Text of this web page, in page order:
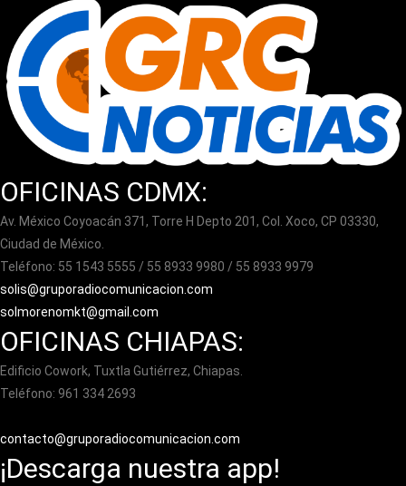
OFICINAS CDMX:
Av. México Coyoacán 371, Torre H Depto 201, Col. Xoco, CP 03330,
Ciudad de México.
Teléfono: 55 1543 5555 / 55 8933 9980 / 55 8933 9979
solis@gruporadiocomunicacion.com
solmorenomkt@gmail.com
OFICINAS CHIAPAS:
Edificio Cowork, Tuxtla Gutiérrez, Chiapas.
Teléfono: 961 334 2693
contacto@gruporadiocomunicacion.com
¡Descarga nuestra app!